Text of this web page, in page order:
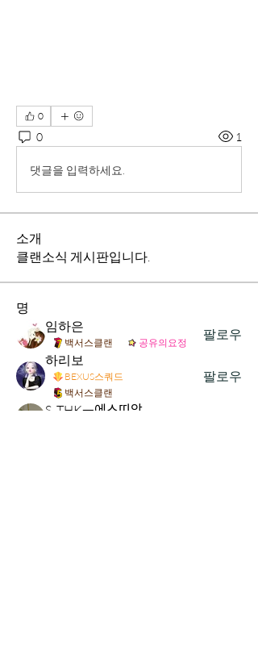
0
0 1
댓글을 입력하세요.
소개
클랜소식 게시판입니다.
명
임하은
백서스클랜 공유의요정
팔로우
하리보
BEXUS스쿼드
백서스클랜
팔로우
S. THKᅳ에스띠앙